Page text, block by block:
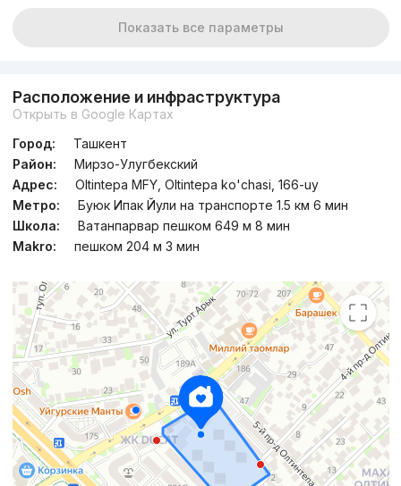
Показать все параметры
Расположение и инфраструктура
Открыть в Google Картах
Город:
Ташкент
Район:
Мирзо-Улугбекский
Адрес:
Oltintepa MFY, Oltintepa ko'chasi, 166-uy
Метро:
Буюк Ипак Йули на транспорте 1.5 км 6 мин
Школа:
Ватанпарвар пешком 649 м 8 мин
Makro:
пешком 204 м 3 мин